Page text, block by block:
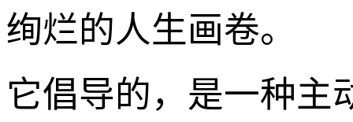
绚烂的人生画卷。
它倡导的，是一种主